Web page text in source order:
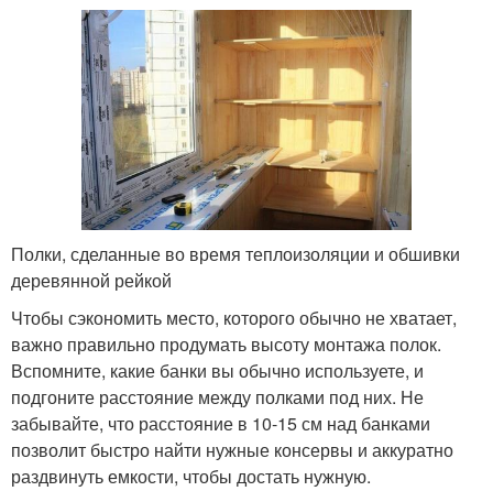
Полки, сделанные во время теплоизоляции и обшивки
деревянной рейкой
Чтобы сэкономить место, которого обычно не хватает,
важно правильно продумать высоту монтажа полок.
Вспомните, какие банки вы обычно используете, и
подгоните расстояние между полками под них. Не
забывайте, что расстояние в 10-15 см над банками
позволит быстро найти нужные консервы и аккуратно
раздвинуть емкости, чтобы достать нужную.